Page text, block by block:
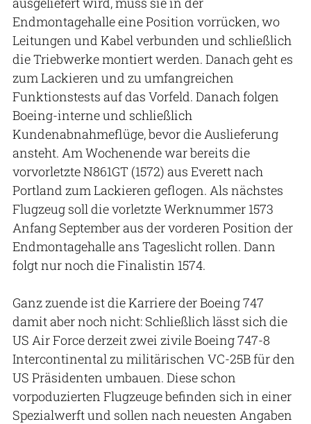
Endmontagehalle eine Position vorrücken, wo
Leitungen und Kabel verbunden und schließlich
die Triebwerke montiert werden. Danach geht es
zum Lackieren und zu umfangreichen
Funktionstests auf das Vorfeld. Danach folgen
Boeing-interne und schließlich
Kundenabnahmeflüge, bevor die Auslieferung
ansteht. Am Wochenende war bereits die
vorvorletzte N861GT (1572) aus Everett nach
Portland zum Lackieren geflogen. Als nächstes
Flugzeug soll die vorletzte Werknummer 1573
Anfang September aus der vorderen Position der
Endmontagehalle ans Tageslicht rollen. Dann
folgt nur noch die Finalistin 1574.
Ganz zuende ist die Karriere der Boeing 747
damit aber noch nicht: Schließlich lässt sich die
US Air Force derzeit zwei zivile Boeing 747-8
Intercontinental zu militärischen VC-25B für den
US Präsidenten umbauen. Diese schon
vorpoduzierten Flugzeuge befinden sich in einer
Spezialwerft und sollen nach neuesten Angaben